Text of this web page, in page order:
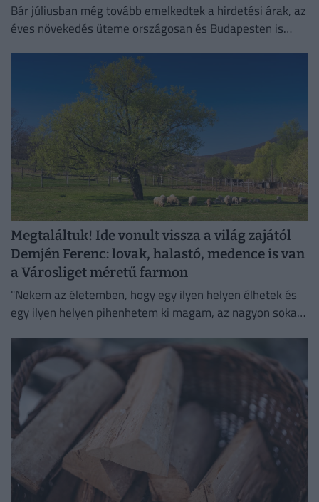
Bár júliusban még tovább emelkedtek a hirdetési árak, az
éves növekedés üteme országosan és Budapesten is
Megtaláltuk! Ide vonult vissza a világ zajától
Demjén Ferenc: lovak, halastó, medence is van
a Városliget méretű farmon
"Nekem az életemben, hogy egy ilyen helyen élhetek és
egy ilyen helyen pihenhetem ki magam, az nagyon sokat
természetbe."